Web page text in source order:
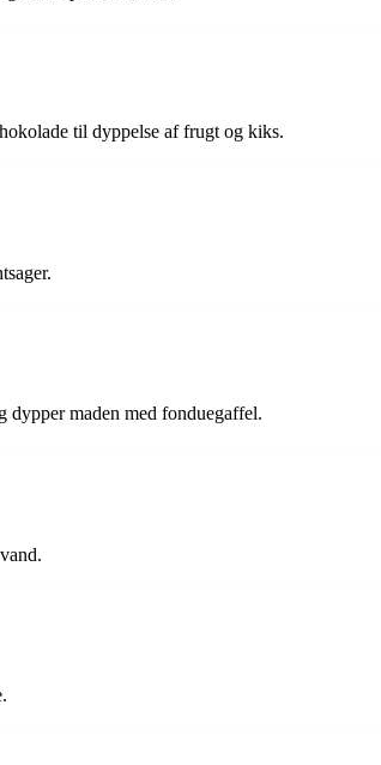
til dyppelse af frugt og kiks.
dypper maden med fonduegaffel.